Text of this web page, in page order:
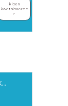
Ik ben
kwetsbaarde
r